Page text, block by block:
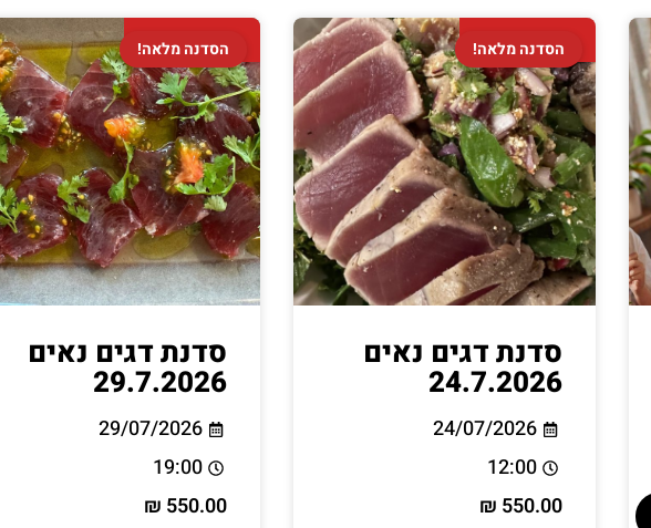
הסדנה מלאה!
הסדנה מלאה!
סדנת דגים נאים
24.7.2026
24/07/2026
12:00
₪ 550.00
הסדנה מלאה!
הסדנה מלאה!
סדנת דגים נאים
29.7.2026
29/07/2026
19:00
₪ 550.00